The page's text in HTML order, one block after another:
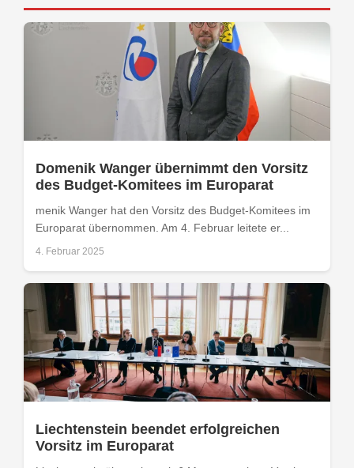
Domenik Wanger übernimmt den Vorsitz
des Budget-Komitees im Europarat
menik Wanger hat den Vorsitz des Budget-Komitees im
Europarat übernommen. Am 4. Februar leitete er...
4. Februar 2025
Liechtenstein beendet erfolgreichen
Vorsitz im Europarat